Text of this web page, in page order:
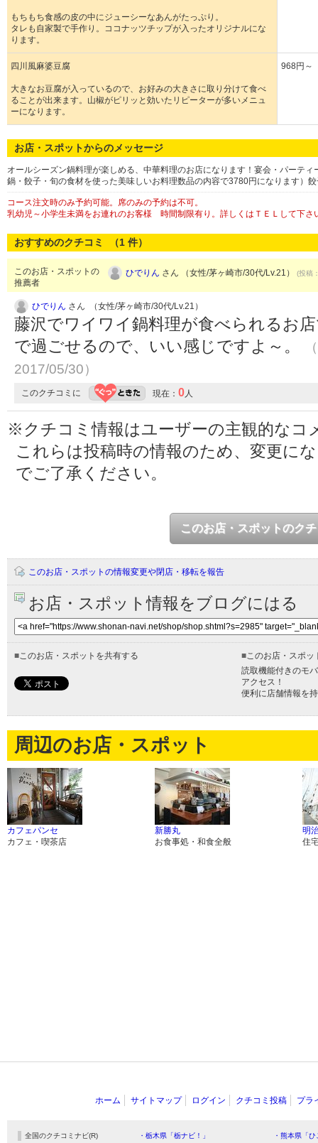
もちもち食感の皮の中にジューシーなあんがたっぷり。
タレも自家製で手作り。ココナッツチップが入ったオリジナルにな
ります。
四川風麻婆豆腐
大きなお豆腐が入っているので、お好みの大きさに取り分けて食べ
ることが出来ます。山椒がピリッと効いたリピーターが多いメニュ
ーになります。
968円～
お店・スポットからのメッセージ
オールシーズン鍋料理が楽しめる、中華料理のお店になります！宴会・パーテ
鍋・餃子・旬の食材を使った美味しいお料理数品の内容で3780円になります）
コース注文時のみ予約可能。席のみの予約は不可。
乳幼児～小学生未満をお連れのお客様 時間制限有り。詳しくはＴＥＬして下さ
おすすめのクチコミ （1 件）
このお店・スポットの
推薦者
ひでりん さん （女性/茅ヶ崎市/30代/Lv.21） (投稿
ひでりん さん （女性/茅ヶ崎市/30代/Lv.21）
藤沢でワイワイ鍋料理が食べられるお
で過ごせるので、いい感じですよ～。
2017/05/30）
このクチコミに 現在： 0人
※クチコミ情報はユーザーの主観的なコ
これらは投稿時の情報のため、変更に
でご了承ください。
このお店・スポットのク
このお店・スポットの情報変更や閉店・移転を報告
お店・スポット情報をブログにはる
■このお店・スポットを共有する ■このお店・スポッ
読取機能付きのモ
アクセス！
便利に店舗情報を
周辺のお店・スポット
カフェパンセ
カフェ・喫茶店
新勝丸
お食事処・和食全般
明
住
ホーム サイトマップ ログイン クチコミ投稿 プラ
全国のクチコミナビ(R) ・栃木県「栃ナビ！」 ・熊本県「